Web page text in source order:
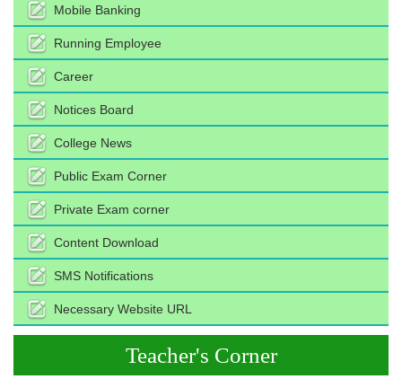
Mobile Banking
Running Employee
Career
Notices Board
College News
Public Exam Corner
Private Exam corner
Content Download
SMS Notifications
Necessary Website URL
Teacher's Corner